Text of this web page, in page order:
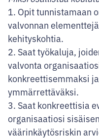
1. Opit tunnistamaan
valvonnan
kehityskohtia.
2. Saat työkaluja,
valvonta
konkreettisemmaksi
ymmärrettäväksi.
3. Saat konkreettisia
organisaatiosi
väärinkäytösriskin